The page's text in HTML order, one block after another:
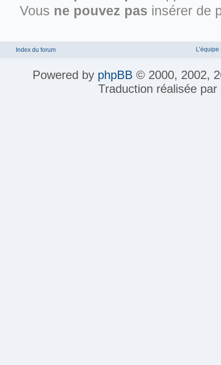
Vous ne pouvez pas insérer de
Index du forum L’équipe
Powered by phpBB © 2000, 2002,
Traduction réalisée par